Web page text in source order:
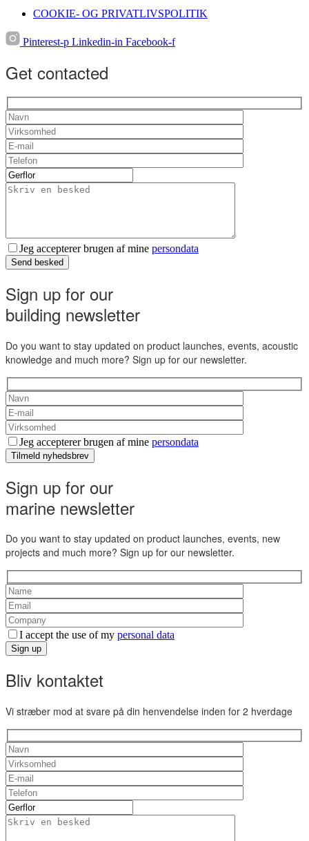
COOKIE- OG PRIVATLIVSPOLITIK
Pinterest-p Linkedin-in Facebook-f
Get contacted
Jeg accepterer brugen af mine persondata
Send besked
Sign up for our
building newsletter
Do you want to stay updated on product launches, events, acoustic
knowledge and much more? Sign up for our newsletter.
Jeg accepterer brugen af mine persondata
Tilmeld nyhedsbrev
Sign up for our
marine newsletter
Do you want to stay updated on product launches, events, new
projects and much more? Sign up for our newsletter.
I accept the use of my personal data
Sign up
Bliv kontaktet
Vi stræber mod at svare på din henvendelse inden for 2 hverdage